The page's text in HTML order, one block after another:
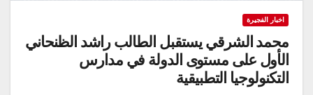
اخبار الفجيرة
محمد الشرقي يستقبل الطالب راشد الظنحاني
الأول على مستوى الدولة في مدارس
التكنولوجيا التطبيقية